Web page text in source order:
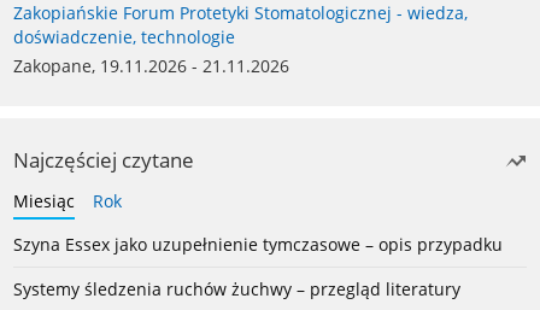
Zakopiańskie Forum Protetyki Stomatologicznej - wiedza,
doświadczenie, technologie
Zakopane, 19.11.2026 - 21.11.2026
Najczęściej czytane
Miesiąc
Rok
Szyna Essex jako uzupełnienie tymczasowe – opis przypadku
Systemy śledzenia ruchów żuchwy – przegląd literatury